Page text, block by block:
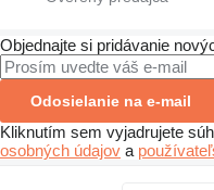
Objednajte si pridávanie
Odosielanie na e-mail
Kliknutím sem vyjadrujete
osobných údajov a